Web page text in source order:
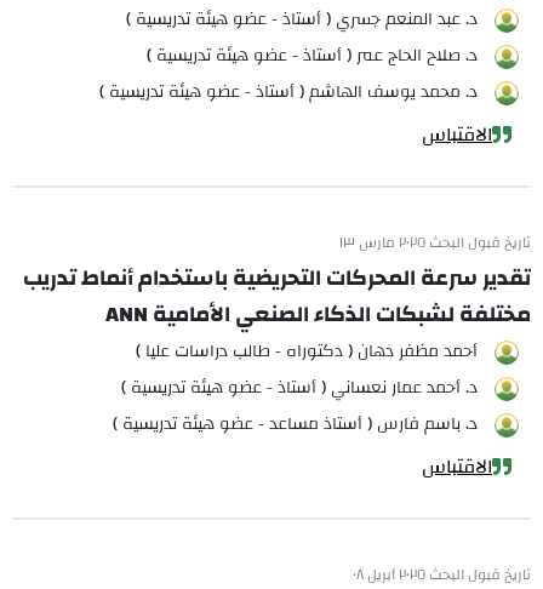
د. عبد المنعم جسري ( أستاذ - عضو هيئة تدريسية )
د. صلاح الحاج عمر ( أستاذ - عضو هيئة تدريسية )
د. محمد يوسف الهاشم ( أستاذ - عضو هيئة تدريسية )
الاقتباس
تاريخ قبول البحث ٢٠٢٥ مارس ١٣
تقدير سرعة المحركات التحريضية باستخدام أنماط تدريب
مختلفة لشبكات الذكاء الصنعي الأمامية ANN
أحمد مظفر دهان ( دكتوراه - طالب دراسات عليا )
د. أحمد عمار نعساني ( أستاذ - عضو هيئة تدريسية )
د. باسم فارس ( أستاذ مساعد - عضو هيئة تدريسية )
الاقتباس
تاريخ قبول البحث ٢٠٢٥ أبريل ٠٨